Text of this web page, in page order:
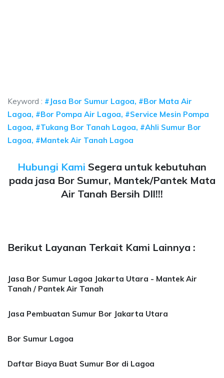
Keyword : #Jasa Bor Sumur Lagoa, #Bor Mata Air
Lagoa, #Bor Pompa Air Lagoa, #Service Mesin Pompa
Lagoa, #Tukang Bor Tanah Lagoa, #Ahli Sumur Bor
Lagoa, #Mantek Air Tanah Lagoa
Hubungi Kami Segera untuk kebutuhan
pada jasa Bor Sumur, Mantek/Pantek Mata
Air Tanah Bersih Dll!!!
Berikut Layanan Terkait Kami Lainnya :
Jasa Bor Sumur Lagoa Jakarta Utara - Mantek Air
Tanah / Pantek Air Tanah
Jasa Pembuatan Sumur Bor Jakarta Utara
Bor Sumur Lagoa
Daftar Biaya Buat Sumur Bor di Lagoa